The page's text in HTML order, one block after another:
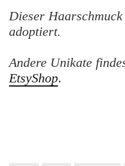
Dieser
adoptiert.
Andere Unikate
EtsyShop.